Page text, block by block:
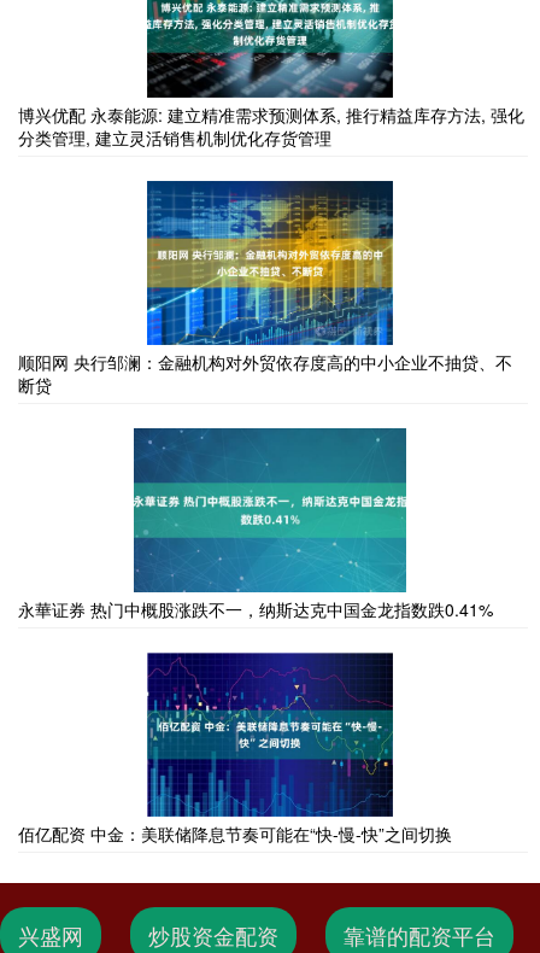
博兴优配 永泰能源: 建立精准需求预测体系, 推行精益库存方法, 强化
分类管理, 建立灵活销售机制优化存货管理
顺阳网 央行邹澜：金融机构对外贸依存度高的中小企业不抽贷、不
断贷
永華证券 热门中概股涨跌不一，纳斯达克中国金龙指数跌0.41%
佰亿配资 中金：美联储降息节奏可能在“快-慢-快”之间切换
兴盛网 炒股资金配资 靠谱的配资平台